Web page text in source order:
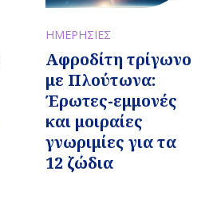
ΗΜΕΡΗΣΙΕΣ
Αφροδίτη τρίγωνο
με Πλούτωνα:
Έρωτες-εμμονές
και μοιραίες
γνωριμίες για τα
12 ζώδια